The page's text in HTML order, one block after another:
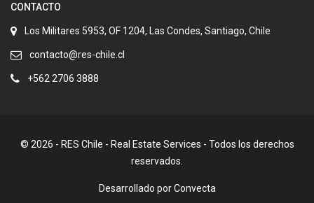
CONTACTO
Los Militares 5953, OF 1204, Las Condes, Santiago, Chile
contacto@res-chile.cl
+562 2706 3888
© 2026 - RES Chile - Real Estate Services - Todos los derechos
reservados.
Desarrollado porConvecta